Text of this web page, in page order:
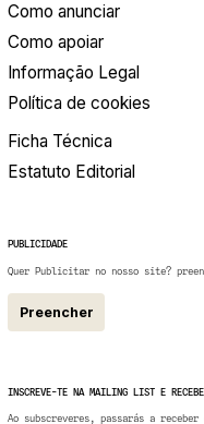
Como anunciar
Como apoiar
Informação Legal
Política de cookies
Ficha Técnica
Estatuto Editorial
PUBLICIDADE
Quer Publicitar no nosso site?
Preencher
INSCREVE-TE NA MAILING LIST E RECEBE
Ao subscreveres, passarás a